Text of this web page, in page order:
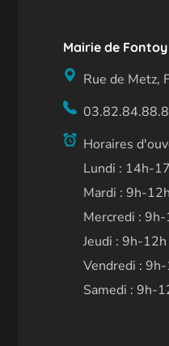
Mairie de Fontoy
Rue de Metz,
Horaires
Lundi : 14h-
Mardi : 9h-
Mercredi :
Jeudi : 9h-
Vendredi :
Samedi : 9h-